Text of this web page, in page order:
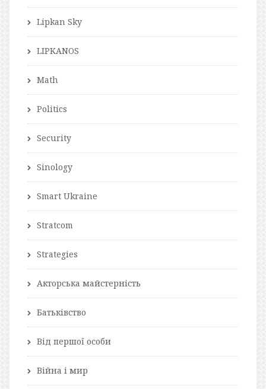
Lipkan Sky
LIPKANOS
Math
Politics
Security
Sinology
Smart Ukraine
Stratcom
Strategies
Акторська майстерність
Батьківство
Від першої особи
Війна і мир